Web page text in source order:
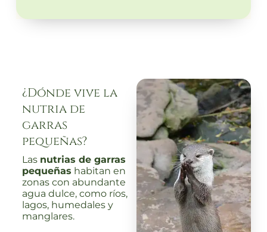
¿Dónde vive la
nutria de
garras
pequeñas?
Las nutrias de garras
pequeñas habitan en
zonas con abundante
agua dulce, como ríos,
lagos, humedales y
manglares.